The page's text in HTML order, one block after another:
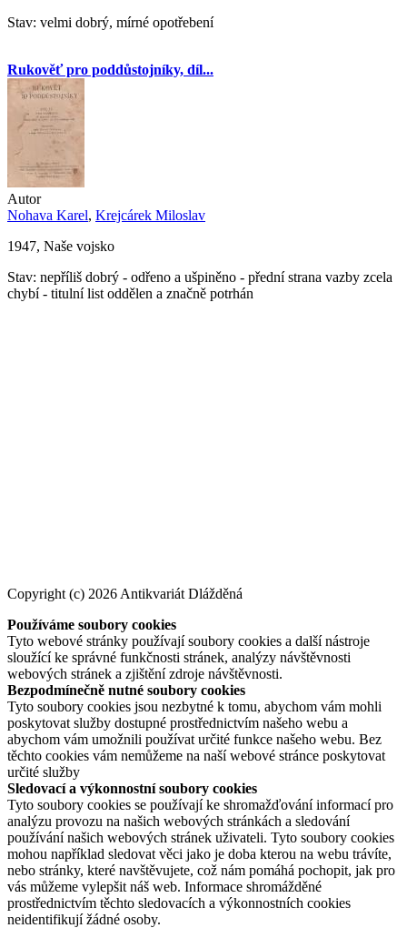
Stav: velmi dobrý, mírné opotřebení
Rukověť pro poddůstojníky, díl...
Autor
Nohava Karel, Krejcárek Miloslav
1947, Naše vojsko
Stav: nepříliš dobrý - odřeno a ušpiněno - přední strana vazby zcela
chybí - titulní list oddělen a značně potrhán
Copyright (c) 2026 Antikvariát Dlážděná
Používáme soubory cookies
Tyto webové stránky používají soubory cookies a další nástroje
sloužící ke správné funkčnosti stránek, analýzy návštěvnosti
webových stránek a zjištění zdroje návštěvnosti.
Bezpodmínečně nutné soubory cookies
Tyto soubory cookies jsou nezbytné k tomu, abychom vám mohli
poskytovat služby dostupné prostřednictvím našeho webu a
abychom vám umožnili používat určité funkce našeho webu. Bez
těchto cookies vám nemůžeme na naší webové stránce poskytovat
určité služby
Sledovací a výkonnostní soubory cookies
Tyto soubory cookies se používají ke shromažďování informací pro
analýzu provozu na našich webových stránkách a sledování
používání našich webových stránek uživateli. Tyto soubory cookies
mohou například sledovat věci jako je doba kterou na webu trávíte,
nebo stránky, které navštěvujete, což nám pomáhá pochopit, jak pro
vás můžeme vylepšit náš web. Informace shromážděné
prostřednictvím těchto sledovacích a výkonnostních cookies
neidentifikují žádné osoby.